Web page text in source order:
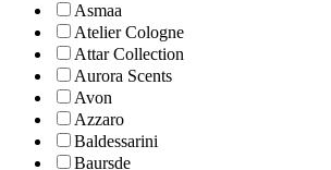
Asmaa
Atelier Cologne
Attar Collection
Aurora Scents
Avon
Azzaro
Baldessarini
Baursde